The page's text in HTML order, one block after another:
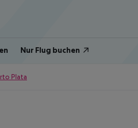
Nur Flug buchen
Plata